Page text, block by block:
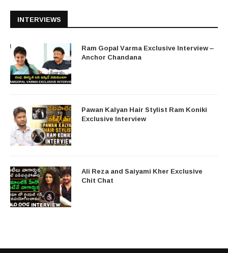
INTERVIEWS
Ram Gopal Varma Exclusive Interview –
Anchor Chandana
Pawan Kalyan Hair Stylist Ram Koniki
Exclusive Interview
Ali Reza and Saiyami Kher Exclusive
Chit Chat